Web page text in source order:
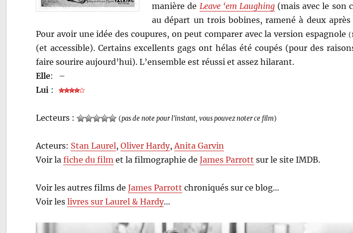
manière de Leave ‘em Laughing(mais avec le son
au départ un trois bobines, ramené à deux après
Pour avoir une idée des coupures, on peut comparer avec la version espagnole
(et accessible). Certains excellents gags ont hélas été coupés (pour des
faire sourire aujourd’hui). L’ensemble est réussi et assez hilarant.
Elle:
–
Lui :
Lecteurs : (pas de note pour l'instant, vous pouvez noter ce film)
Acteurs: Stan Laurel,Oliver Hardy, Anita Garvin
Voir lafiche du film et la filmographie deJames Parrott sur le site IMDB.
Voir les autres films deJames Parrott chroniqués sur ce blog…
Voir leslivres sur Laurel & Hardy…